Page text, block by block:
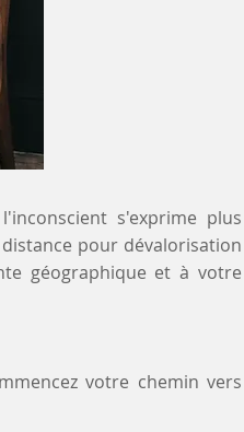
s'exprime plus
pour dévalorisation
géographique et à votre
votre chemin vers